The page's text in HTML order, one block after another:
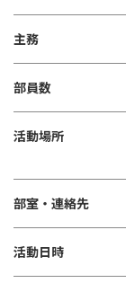
主務
部員数
活動場所
部室・連絡先
活動日時